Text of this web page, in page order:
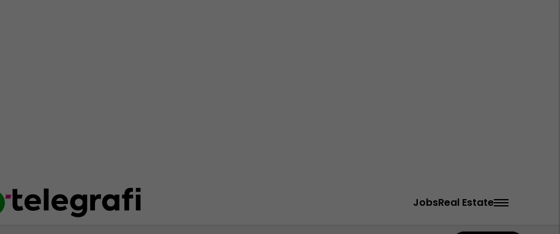
JobsReal Estate